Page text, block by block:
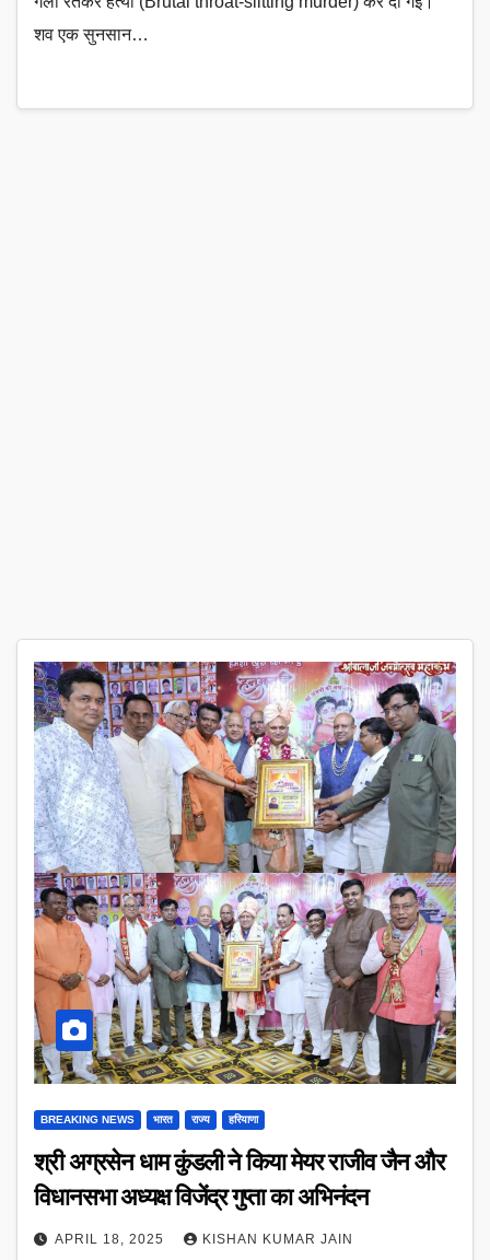
शव एक सुनसान…
BREAKING NEWS भारत राज्य हरियाणा
श्री अग्रसेन धाम कुंडली ने किया मेयर राजीव जैन और
विधानसभा अध्यक्ष विजेंद्र गुप्ता का अभिनंदन
APRIL 18, 2025 KISHAN KUMAR JAIN